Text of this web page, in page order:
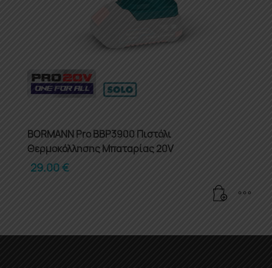
BORMANN Pro BBP3900 Πιστόλι
Θερμοκόλλησης Μπαταρίας 20V
29.00€